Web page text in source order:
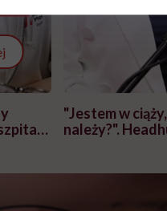
"Jestem w
należy?".
pracy